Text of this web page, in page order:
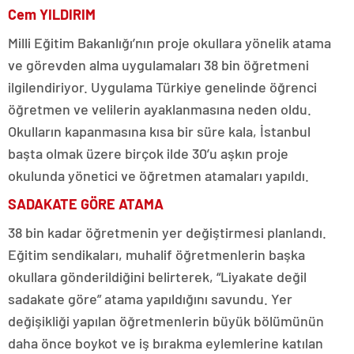
Cem YILDIRIM
Milli Eğitim Bakanlığı’nın proje okullara yönelik atama
ve görevden alma uygulamaları 38 bin öğretmeni
ilgilendiriyor. Uygulama Türkiye genelinde öğrenci
öğretmen ve velilerin ayaklanmasına neden oldu.
Okulların kapanmasına kısa bir süre kala, İstanbul
başta olmak üzere birçok ilde 30’u aşkın proje
okulunda yönetici ve öğretmen atamaları yapıldı.
SADAKATE GÖRE ATAMA
38 bin kadar öğretmenin yer değiştirmesi planlandı.
Eğitim sendikaları, muhalif öğretmenlerin başka
okullara gönderildiğini belirterek, “Liyakate değil
sadakate göre” atama yapıldığını savundu. Yer
değişikliği yapılan öğretmenlerin büyük bölümünün
daha önce boykot ve iş bırakma eylemlerine katılan